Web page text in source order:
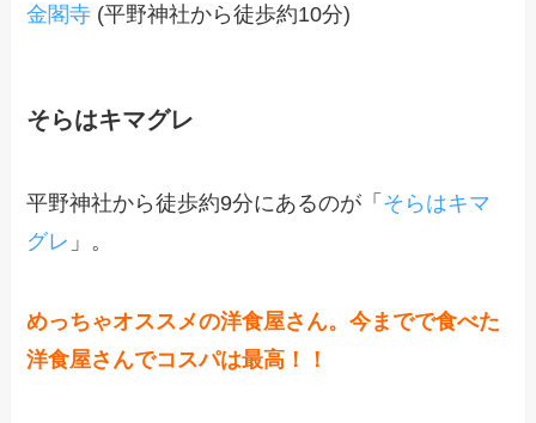
金閣寺 (平野神社から徒歩約10分)
そらはキマグレ
平野神社から徒歩約9分にあるのが「 そらはキマ
グレ 」。
めっちゃオススメの洋食屋さん。今までで食べた
洋食屋さんでコスパは最高！！